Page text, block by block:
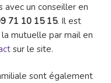
avec un conseiller en
71 10 15 15. Il est
mutuelle par mail en
sur le site.
sont également